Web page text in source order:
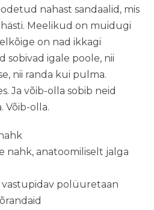
nahast sandaalid, mis
Meelikud on muidugi
on nad ikkagi
sobivad igale poole, nii
nii randa kui pulma.
Ja võib-olla sobib neid
Võib-olla.
nahk, anatoomiliselt jalga
vastupidav polüuretaan